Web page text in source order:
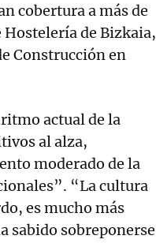
cobertura a más de
de Bizkaia,
Construcción en
actual de la
al alza,
moderado de la
“La cultura
es mucho más
sabido sobreponerse